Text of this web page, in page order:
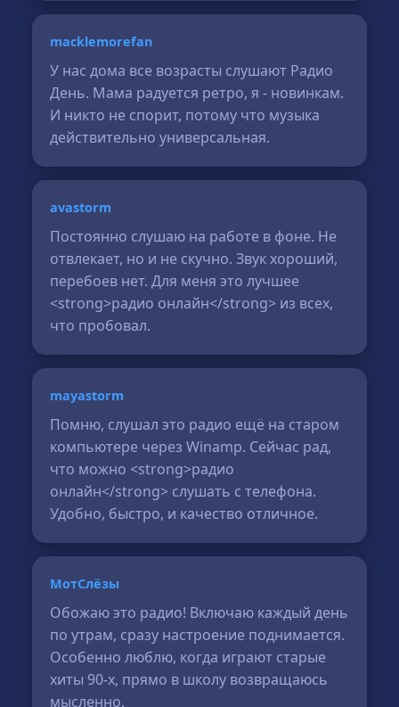
macklemorefan
У нас дома все возрасты слушают Радио
День. Мама радуется ретро, я - новинкам.
И никто не спорит, потому что музыка
действительно универсальная.
avastorm
Постоянно слушаю на работе в фоне. Не
отвлекает, но и не скучно. Звук хороший,
перебоев нет. Для меня это лучшее
<strong>радио онлайн</strong> из всех,
что пробовал.
mayastorm
Помню, слушал это радио ещё на старом
компьютере через Winamp. Сейчас рад,
что можно <strong>радио
онлайн</strong> слушать с телефона.
Удобно, быстро, и качество отличное.
МотСлёзы
Обожаю это радио! Включаю каждый день
по утрам, сразу настроение поднимается.
Особенно люблю, когда играют старые
хиты 90-х, прямо в школу возвращаюсь
мысленно.